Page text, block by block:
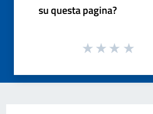
su questa pagina?